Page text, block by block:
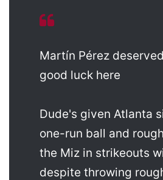
Martín Pérez
good luck here
Dude's given Atlanta
one-run ball and
the Miz in strikeouts
despite throwing